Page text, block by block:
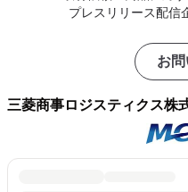
プレスリリース配信
お
三菱商事ロジスティクス株